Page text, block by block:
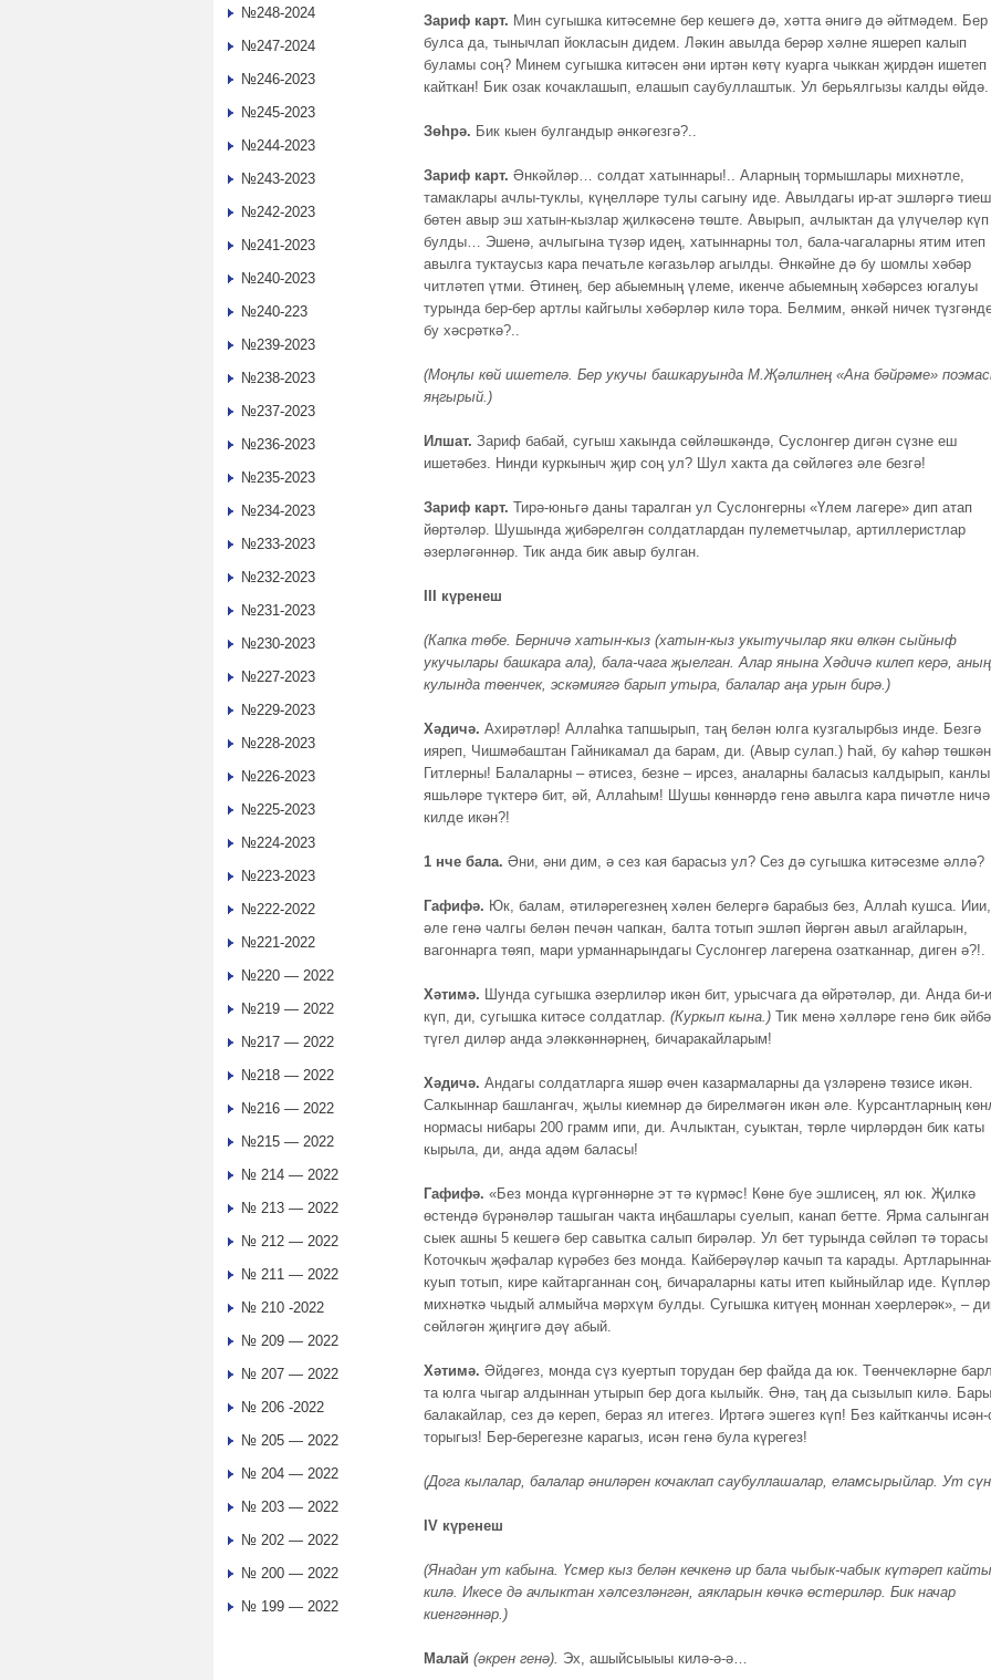
Зариф карт. Мин сугышка китәсемне бер кешегә дә, хәтта әнигә дә әйтмәдем. Бер
булса да, тынычлап йокласын дидем. Ләкин авылда берәр хәлне яшереп калып
буламы соң? Минем сугышка китәсен әни иртән көтү куарга чыккан җирдән ишетеп
кайткан! Бик озак кочаклашып, елашып саубуллаштык. Ул берьялгызы калды өйдә.
Зөһрә. Бик кыен булгандыр әнкәгезгә?..
Зариф карт. Әнкәйләр… солдат хатыннары!.. Аларның тормышлары михнәтле,
тамаклары ачлы-туклы, күңелләре тулы сагыну иде. Авылдагы ир-ат эшләргә
бөтен авыр эш хатын-кызлар җилкәсенә төште. Авырып, ачлыктан да үлүчеләр күп
булды… Эшенә, ачлыгына түзәр идең, хатыннарны тол, бала-чагаларны ятим итеп
авылга туктаусыз кара печатьле кәгазьләр агылды. Әнкәйне дә бу шомлы хәбәр
читләтеп үтми. Әтинең, бер абыемның үлеме, икенче абыемның хәбәрсез югалуы
турында бер-бер артлы кайгылы хәбәрләр килә тора. Белмим, әнкәй ничек
бу хәсрәткә?..
(Моңлы көй ишетелә. Бер укучы башкаруында М.Җәлилнең «Ана бәйрәме»
яңгырый.)
Илшат. Зариф бабай, сугыш хакында сөйләшкәндә, Суслонгер дигән сүзне еш
ишетәбез. Нинди куркыныч җир соң ул? Шул хакта да сөйләгез әле безгә!
Зариф карт. Тирә-юньгә даны таралган ул Суслонгерны «Үлем лагере» дип атап
йөртәләр. Шушында җибәрелгән солдатлардан пулеметчылар, артиллеристлар
әзерләгәннәр. Тик анда бик авыр булган.
III күренеш
(Капка төбе. Берничә хатын-кыз (хатын-кыз укытучылар яки өлкән сыйныф
укучылары башкара ала), бала-чага җыелган. Алар янына Хәдичә килеп керә, аның
кулында төенчек, эскәмиягә барып утыра, балалар аңа урын бирә.)
Хәдичә. Ахирәтләр! Аллаһка тапшырып, таң белән юлга кузгалырбыз инде. Безгә
ияреп, Чишмәбаштан Гайникамал да барам, ди. (Авыр сулап.) Һай, бу каһәр төшкән
Гитлерны! Балаларны – әтисез, безне – ирсез, аналарны баласыз калдырып, канлы
яшьләре түктерә бит, әй, Аллаһым! Шушы көннәрдә генә авылга кара пичәтле
килде икән?!
1 нче бала. Әни, әни дим, ә сез кая барасыз ул? Сез дә сугышка китәсезме әллә?
Гафифә. Юк, балам, әтиләрегезнең хәлен белергә барабыз без, Аллаһ кушса. Иии,
әле генә чалгы белән печән чапкан, балта тотып эшләп йөргән авыл агайларын,
вагоннарга төяп, мари урманнарындагы Суслонгер лагерена озатканнар, диген ә?!.
Хәтимә. Шунда сугышка әзерлиләр икән бит, урысчага да өйрәтәләр, ди. Анда би-
күп, ди, сугышка китәсе солдатлар. (Куркып кына.) Тик менә хәлләре генә бик
түгел диләр анда эләккәннәрнең, бичаракайларым!
Хәдичә. Андагы солдатларга яшәр өчен казармаларны да үзләренә төзисе икән.
Салкыннар башлангач, җылы киемнәр дә бирелмәгән икән әле. Курсантларның
нормасы нибары 200 грамм ипи, ди. Ачлыктан, суыктан, төрле чирләрдән бик каты
кырыла, ди, анда адәм баласы!
Гафифә. «Без монда күргәннәрне эт тә күрмәс! Көне буе эшлисең, ял юк. Җилкә
өстендә бүрәнәләр ташыган чакта иңбашлары суелып, канап бетте. Ярма салынган
сыек ашны 5 кешегә бер савытка салып бирәләр. Ул бет турында сөйләп тә
Коточкыч җәфалар күрәбез без монда. Кайберәүләр качып та карады.
куып тотып, кире кайтарганнан соң, бичараларны каты итеп кыйныйлар иде.
михнәткә чыдый алмыйча мәрхүм булды. Сугышка китүең моннан хәерлерәк», –
сөйләгән җиңгигә дәү абый.
Хәтимә. Әйдәгез, монда сүз куертып торудан бер файда да юк. Төенчекләрне
та юлга чыгар алдыннан утырып бер дога кылыйк. Әнә, таң да сызылып килә.
балакайлар, сез дә кереп, бераз ял итегез. Иртәгә эшегез күп! Без кайтканчы исән-
торыгыз! Бер-берегезне карагыз, исән генә була күрегез!
(Дога кылалар, балалар әниләрен кочаклап саубуллашалар, еламсырыйлар. Ут
IV күренеш
(Янадан ут кабына. Үсмер кыз белән кечкенә ир бала чыбык-чабык күтәреп
килә. Икесе дә ачлыктан хәлсезләнгән, аякларын көчкә өстериләр. Бик начар
киенгәннәр.)
Малай (әкрен генә). Эх, ашыйсыыыы килә-ә-ә…
№248-2024
№247-2024
№246-2023
№245-2023
№244-2023
№243-2023
№242-2023
№241-2023
№240-2023
№240-223
№239-2023
№238-2023
№237-2023
№236-2023
№235-2023
№234-2023
№233-2023
№232-2023
№231-2023
№230-2023
№227-2023
№229-2023
№228-2023
№226-2023
№225-2023
№224-2023
№223-2023
№222-2022
№221-2022
№220 — 2022
№219 — 2022
№217 — 2022
№218 — 2022
№216 — 2022
№215 — 2022
№ 214 — 2022
№ 213 — 2022
№ 212 — 2022
№ 211 — 2022
№ 210 -2022
№ 209 — 2022
№ 207 — 2022
№ 206 -2022
№ 205 — 2022
№ 204 — 2022
№ 203 — 2022
№ 202 — 2022
№ 200 — 2022
№ 199 — 2022